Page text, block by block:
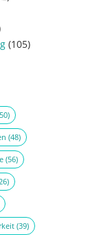
(105)
(48)
(56)
(39)